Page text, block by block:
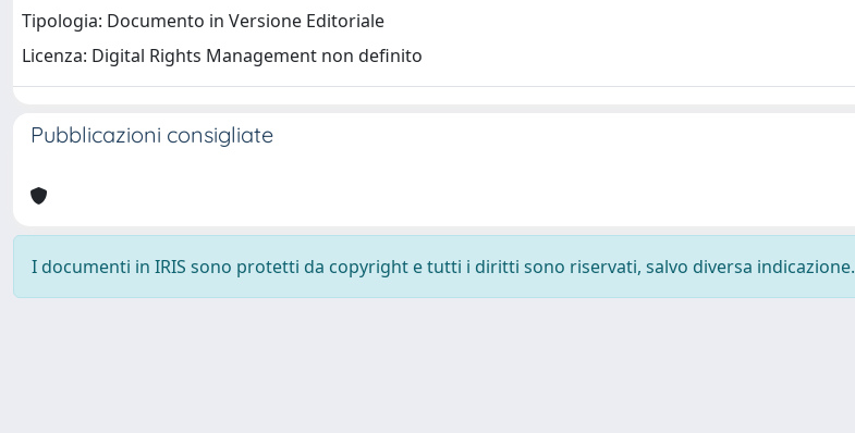
Tipologia: Documento in Versione Editoriale
Licenza: Digital Rights Management non definito
Pubblicazioni consigliate
I documenti in IRIS sono protetti da copyright e tutti i diritti sono riservati, salvo diversa indicazione.